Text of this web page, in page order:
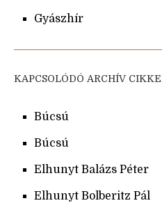
Gyászhír
KAPCSOLÓDÓ ARCHÍV
Búcsú
Búcsú
Elhunyt Balázs Péter
Elhunyt Bolberitz Pál